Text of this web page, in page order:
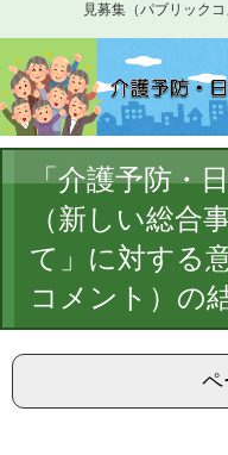
へ
見募集（パブリック
文
「介護予防・
（新しい総合
て」に対する
コメント）の
ペ